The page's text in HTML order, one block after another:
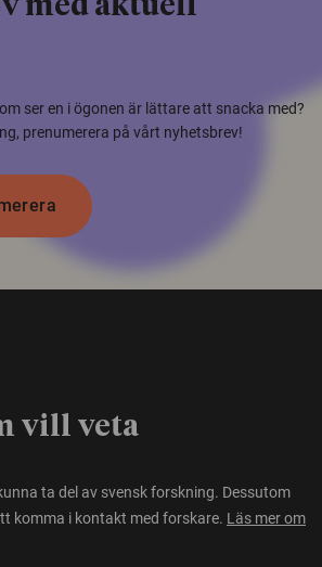
med aktuell
ser en i ögonen är lättare att snacka med?
prenumerera på vårt nyhetsbrev!
vill veta
ta del av svensk forskning. Dessutom
komma i kontakt med forskare. Läs mer om